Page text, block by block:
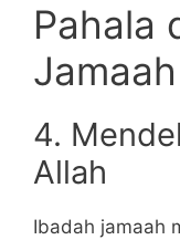
Pahala
Jamaah
4.
Allah
Ibadah jamaah